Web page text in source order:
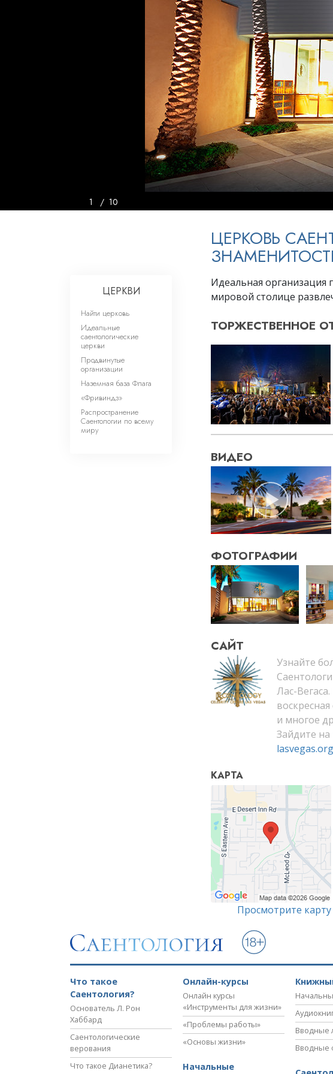
Что такое величие?
1 / 10
ЦЕРКОВЬ
Идеальная организация
мировой столице
ТОРЖЕСТВЕННОЕ
ВИДЕО
ФОТОГРАФИИ
САЙТ
Узнайте
Лас-
и многое
Зайдите на
lasvegas.org
КАРТА
Просмотрите карту
ЦЕРКВИ
Найти церковь
Идеальные
саентологические
церкви
Продвинутые
организации
Наземная база Флага
«Фривиндз»
Распространение
Саентологии по всему
миру
Что такое
Саентология?
Основатель Л. Рон
Хаббард
Саентологические
верования
Что такое Дианетика?
Онлайн-курсы
Онлайн курсы
«Инструменты для жизни»
«Проблемы работы»
«Основы жизни»
Начальные
Вводные
Вводные